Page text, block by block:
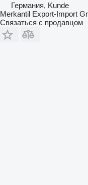
Германия, Kunde
Merkantil Export-Import
Связаться с продавцом